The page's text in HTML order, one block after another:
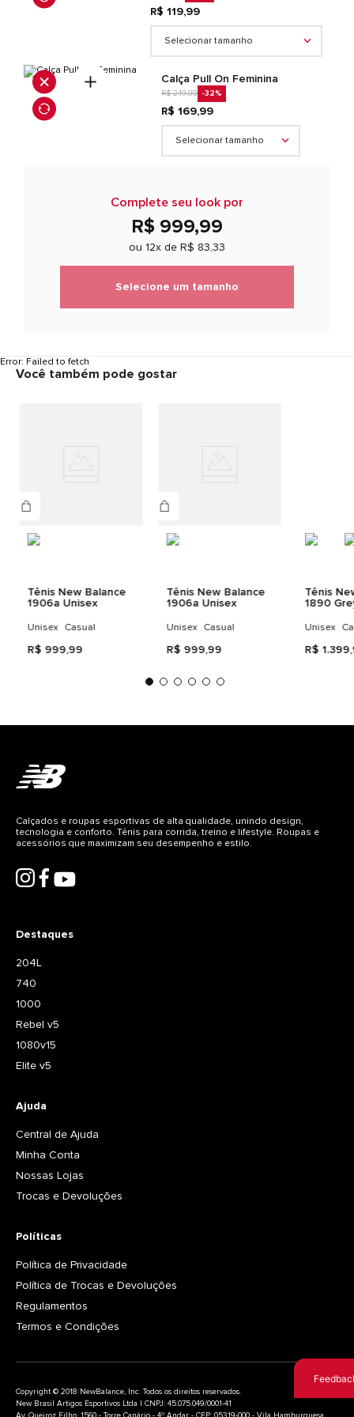
couro suíno e malha (mesh).
Selecionar tamanho
R$ 119,99
Selecionar tamanho
Calça Pull On Feminina
R$ 249,99 -32%
R$ 169,99
Complete seu look por
R$ 999,99
ou 12x de R$ 83,33
Selecione um tamanho
Error: Failed to fetch
Você também pode gostar
Tênis New Balance
1906a Unisex
Unisex Casual
R$ 999,99
Tênis New Balance
1906a Unisex
Unisex Casual
R$ 999,99
Tênis
1890
Unisex
R$ 1.399,
Destaques
204L
740
1000
Rebel v5
1080v15
Elite v5
Ajuda
Central de Ajuda
Minha Conta
Nossas Lojas
Trocas e Devoluções
Políticas
Política de Privacidade
Política de Trocas e Devoluções
Regulamentos
Termos e Condições
Calçados e roupas esportivas de alta qualidade, unindo design,
tecnologia e conforto. Tênis para corrida, treino e lifestyle. Roupas e
acessórios que maximizam seu desempenho e estilo.
Copyright © 2018 NewBalance, Inc. Todos os direitos reservados.
New Brasil Artigos Esportivos Ltda | CNPJ: 45.075.049/0001-41